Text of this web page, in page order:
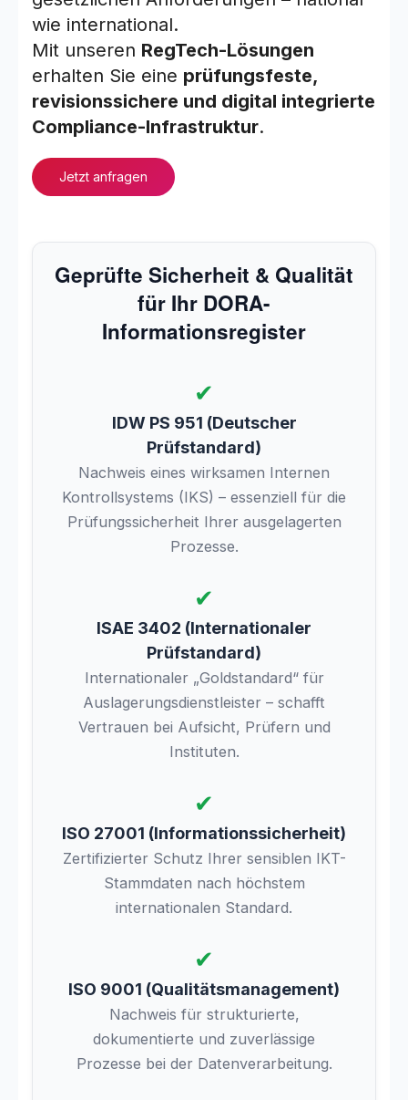
wie international.
Mit unseren RegTech-Lösungen
erhalten Sie eine prüfungsfeste,
revisionssichere und digital integrierte
Compliance-Infrastruktur.
Jetzt anfragen
Geprüfte Sicherheit & Qualität
für Ihr DORA-
Informationsregister
✔
IDW PS 951 (Deutscher
Prüfstandard)
Nachweis eines wirksamen Internen
Kontrollsystems (IKS) – essenziell für die
Prüfungssicherheit Ihrer ausgelagerten
Prozesse.
✔
ISAE 3402 (Internationaler
Prüfstandard)
Internationaler „Goldstandard“ für
Auslagerungsdienstleister – schafft
Vertrauen bei Aufsicht, Prüfern und
Instituten.
✔
ISO 27001 (Informationssicherheit)
Zertifizierter Schutz Ihrer sensiblen IKT-
Stammdaten nach höchstem
internationalen Standard.
✔
ISO 9001 (Qualitätsmanagement)
Nachweis für strukturierte,
dokumentierte und zuverlässige
Prozesse bei der Datenverarbeitung.